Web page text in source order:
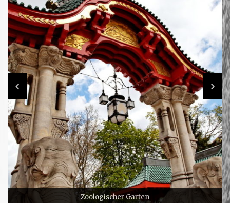
Zoologischer Garten
Reichstag
Potsdamer Platz
Museumsinsel
KaDeWe
Holocaust – Mahnmal
Gedenkstätte Berliner Mauer
Gedächtniskirche